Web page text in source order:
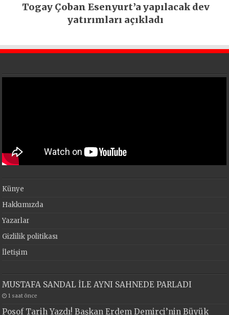
Togay Çoban Esenyurt’a yapılacak dev
yatırımları açıkladı
Künye
Hakkımızda
Yazarlar
Gizlilik politikası
İletişim
MUSTAFA SANDAL İLE AYNI SAHNEDE PARLADI
1 saat önce
Posof Tarih Yazdı! Başkan Erdem Demirci’nin Büyük